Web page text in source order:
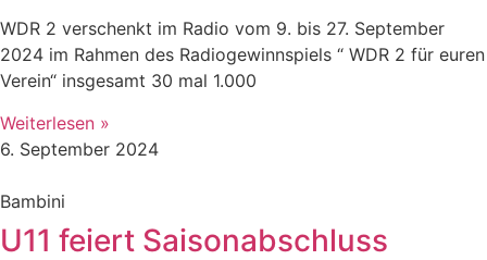
WDR 2 verschenkt im Radio vom 9. bis 27. September
2024 im Rahmen des Radiogewinnspiels “ WDR 2 für euren
Verein“ insgesamt 30 mal 1.000
Weiterlesen »
6. September 2024
Bambini
U11 feiert Saisonabschluss